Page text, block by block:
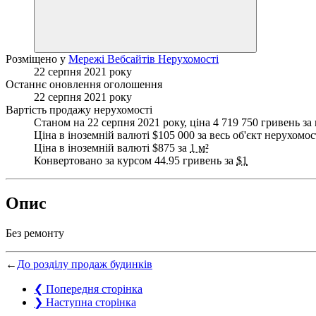
Розміщено у Мережі Вебсайтів Нерухомості
22 серпня 2021 року
Останнє оновлення оголошення
22 серпня 2021 року
Вартість продажу нерухомості
Станом на 22 серпня 2021 року, ціна 4 719 750 гривень за
Ціна в іноземній валюті $105 000 за весь об'єкт
Ціна в іноземній валюті $875 за 1 м²
Конвертовано за курсом 44.95 гривень за $1
Опис
Без ремонту
← До розділу продаж будинків
❮ Попередня сторінка
❯ Наступна сторінка